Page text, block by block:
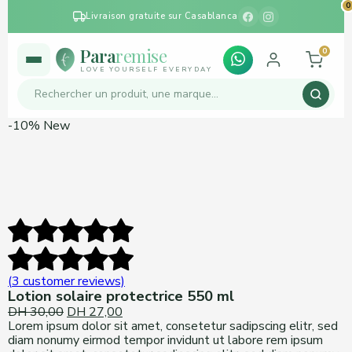
Livraison gratuite sur Casablanca
Pararemise
LOVE YOURSELF EVERYDAY
0
-10% New
(3 customer reviews)
Lotion solaire protectrice 550 ml
DH30,00 Original
price
was:
DH 27,00
price
is:
Lorem ipsum dolor sit amet, consetetur sadipscing elitr, sed
diam nonumy eirmod tempor invidunt ut labore rem ipsum
0
0
0
0
0
0
0
0
0
0